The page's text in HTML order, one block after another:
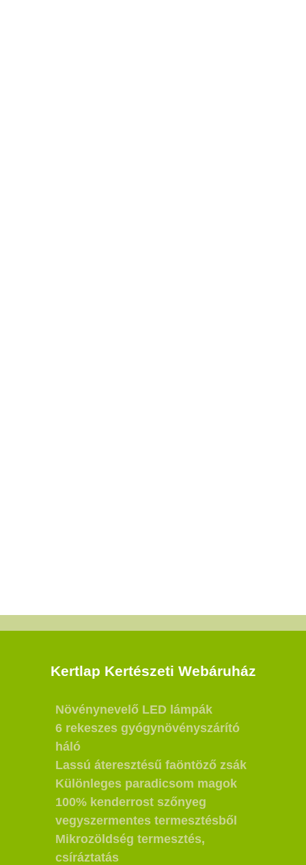
Kertlap Kertészeti Webáruház
Növénynevelő LED lámpák
6 rekeszes gyógynövényszárító
háló
Lassú áteresztésű faöntöző zsák
Különleges paradicsom magok
100% kenderrost szőnyeg
vegyszermentes termesztésből
Mikrozöldség termesztés,
csíráztatás